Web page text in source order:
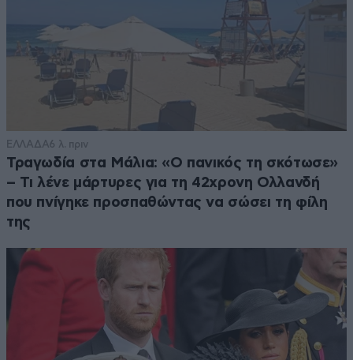
ΕΛΛΑΔΑ6 λ. πριν
Τραγωδία στα Μάλια: «Ο πανικός τη σκότωσε»
– Τι λένε μάρτυρες για τη 42χρονη Ολλανδή
που πνίγηκε προσπαθώντας να σώσει τη φίλη
της